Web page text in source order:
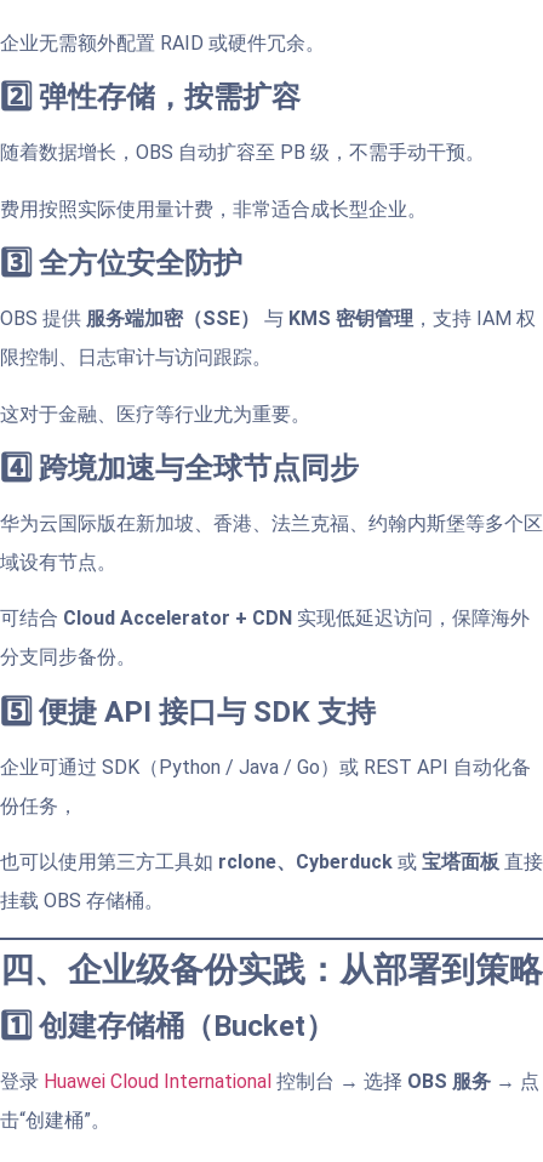
企业无需额外配置 RAID 或硬件冗余。
2️⃣ 弹性存储，按需扩容
随着数据增长，OBS 自动扩容至 PB 级，不需手动干预。
费用按照实际使用量计费，非常适合成长型企业。
3️⃣ 全方位安全防护
OBS 提供 服务端加密（SSE） 与 KMS 密钥管理 ，支持 IAM 权
限控制、日志审计与访问跟踪。
这对于金融、医疗等行业尤为重要。
4️⃣ 跨境加速与全球节点同步
华为云国际版在新加坡、香港、法兰克福、约翰内斯堡等多个区
域设有节点。
可结合 Cloud Accelerator + CDN 实现低延迟访问，保障海外
分支同步备份。
5️⃣ 便捷 API 接口与 SDK 支持
企业可通过 SDK（Python / Java / Go）或 REST API 自动化备
份任务，
也可以使用第三方工具如 rclone、Cyberduck 或 宝塔面板 直接
挂载 OBS 存储桶。
四、企业级备份实践：从部署到策略
1️⃣ 创建存储桶（Bucket）
登录 Huawei Cloud International 控制台 → 选择 OBS 服务 → 点
击“创建桶”。